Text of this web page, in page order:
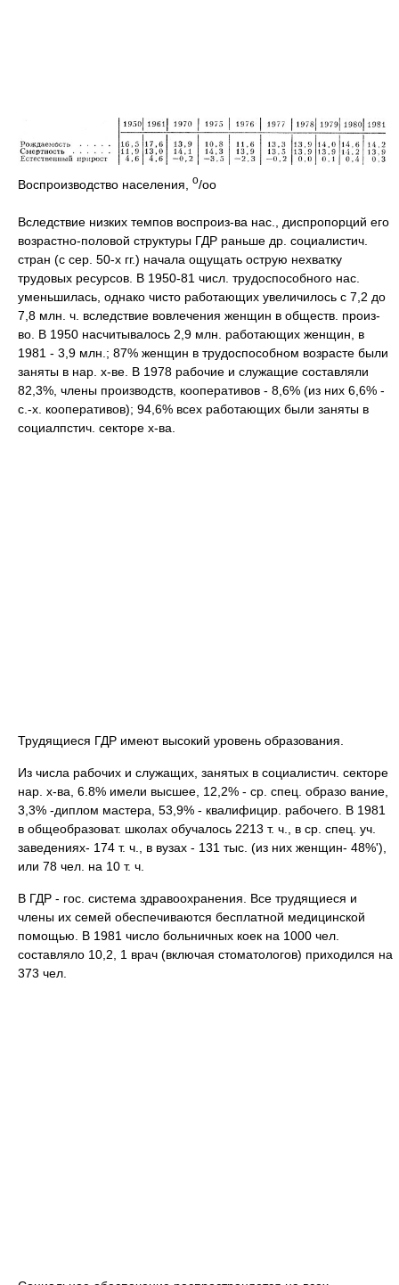
Воспроизводство населения, o/oo
Вследствие низких темпов воспроиз-ва нас., диспропорций его
возрастно-половой структуры ГДР раньше др. социалистич.
стран (с сер. 50-х гг.) начала ощущать острую нехватку
трудовых ресурсов. В 1950-81 числ. трудоспособного нас.
уменьшилась, однако чисто работающих увеличилось с 7,2 до
7,8 млн. ч. вследствие вовлечения женщин в обществ. произ-
во. В 1950 насчитывалось 2,9 млн. работающих женщин, в
1981 - 3,9 млн.; 87% женщин в трудоспособном возрасте были
заняты в нар. х-ве. В 1978 рабочие и служащие составляли
82,3%, члены производств, кооперативов - 8,6% (из них 6,6% -
с.-х. кооперативов); 94,6% всех работающих были заняты в
социалпстич. секторе х-ва.
Трудящиеся ГДР имеют высокий уровень образования.
Из числа рабочих и служащих, занятых в социалистич. секторе
нар. х-ва, 6.8% имели высшее, 12,2% - ср. спец. образо вание,
3,3% -диплом мастера, 53,9% - квалифицир. рабочего. В 1981
в общеобразоват. школах обучалось 2213 т. ч., в ср. спец. уч.
заведениях- 174 т. ч., в вузах - 131 тыс. (из них женщин- 48%'),
или 78 чел. на 10 т. ч.
В ГДР - гос. система здравоохранения. Все трудящиеся и
члены их семей обеспечиваются бесплатной медицинской
помощью. В 1981 число больничных коек на 1000 чел.
составляло 10,2, 1 врач (включая стоматологов) приходился на
373 чел.